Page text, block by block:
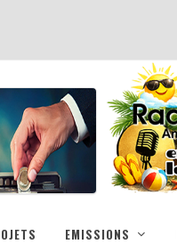
EMISSIONS